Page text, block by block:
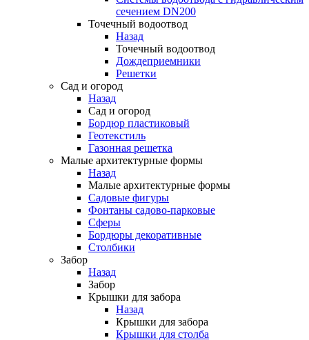
сечением DN200
Точечный водоотвод
Назад
Точечный водоотвод
Дождеприемники
Решетки
Сад и огород
Назад
Сад и огород
Бордюр пластиковый
Геотекстиль
Газонная решетка
Малые архитектурные формы
Назад
Малые архитектурные формы
Садовые фигуры
Фонтаны садово-парковые
Сферы
Бордюры декоративные
Столбики
Забор
Назад
Забор
Крышки для забора
Назад
Крышки для забора
Крышки для столба